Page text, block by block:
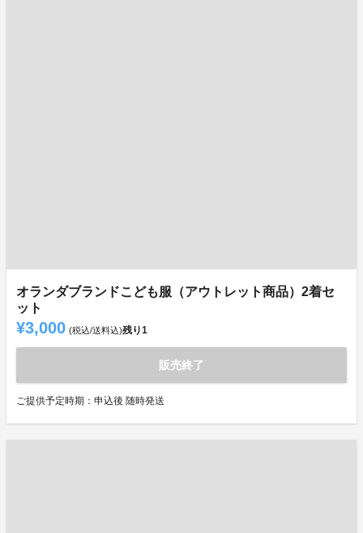
オランダブランドこども服（アウトレット商品）2着セ
ット
¥3,000 (税込/送料込)残り1
販売終了
ご提供予定時期：申込後 随時発送